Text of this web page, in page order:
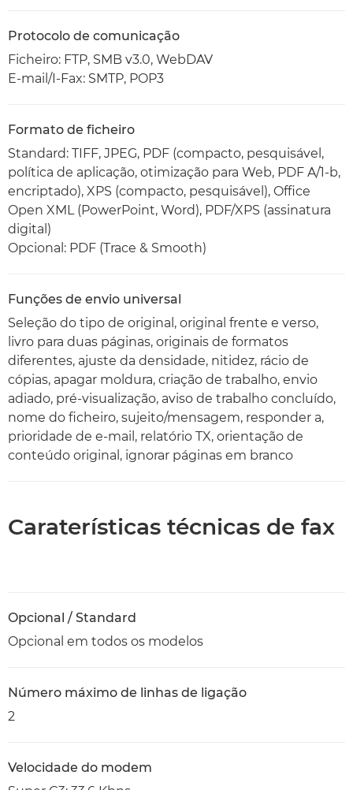
Protocolo de comunicação
Ficheiro: FTP, SMB v3.0, WebDAV
E-mail/I-Fax: SMTP, POP3
Formato de ficheiro
Standard: TIFF, JPEG, PDF (compacto, pesquisável,
política de aplicação, otimização para Web, PDF A/1-b,
encriptado), XPS (compacto, pesquisável), Office
Open XML (PowerPoint, Word), PDF/XPS (assinatura
digital)
Opcional: PDF (Trace & Smooth)
Funções de envio universal
Seleção do tipo de original, original frente e verso,
livro para duas páginas, originais de formatos
diferentes, ajuste da densidade, nitidez, rácio de
cópias, apagar moldura, criação de trabalho, envio
adiado, pré-visualização, aviso de trabalho concluído,
nome do ficheiro, sujeito/mensagem, responder a,
prioridade de e-mail, relatório TX, orientação de
conteúdo original, ignorar páginas em branco
Caraterísticas técnicas de fax
Opcional / Standard
Opcional em todos os modelos
Número máximo de linhas de ligação
2
Velocidade do modem